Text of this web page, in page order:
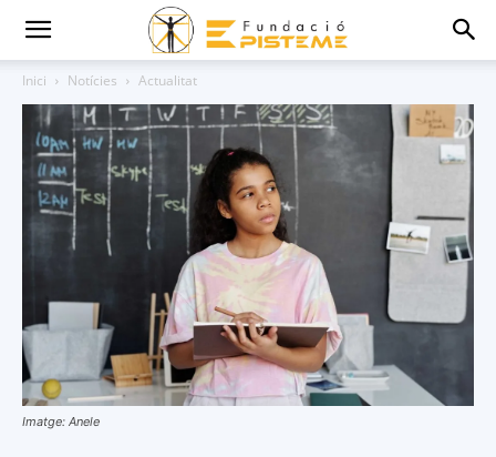
Inici Notícies Actualitat
Imatge: Anele